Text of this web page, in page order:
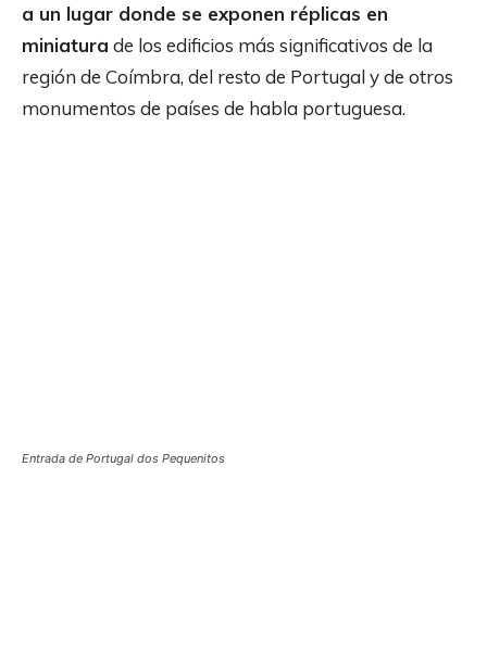
a un lugar donde se exponen réplicas en
miniatura de los edificios más significativos de la
región de Coímbra, del resto de Portugal y de otros
monumentos de países de habla portuguesa.
Entrada de Portugal dos Pequenitos